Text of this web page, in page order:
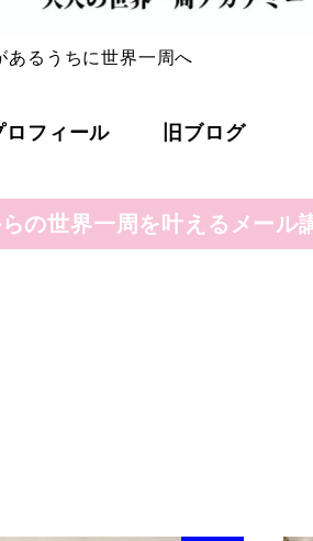
あるうちに世界一周へ
ロフィール 旧ブログ
の世界一周を叶えるメー